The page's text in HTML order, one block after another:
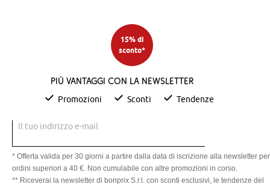
15% di
sconto*
Più vantaggi con la newsletter
Promozioni Sconti Tendenze
Il tuo indirizzo e-mail
* Offerta valida per 30 giorni a partire dalla data di iscrizione alla newsletter per
ordini superiori a 40 €. Non cumulabile con altre promozioni in corso.
** Riceverai la newsletter di bonprix S.r.l. con sconti esclusivi, le tendenze del